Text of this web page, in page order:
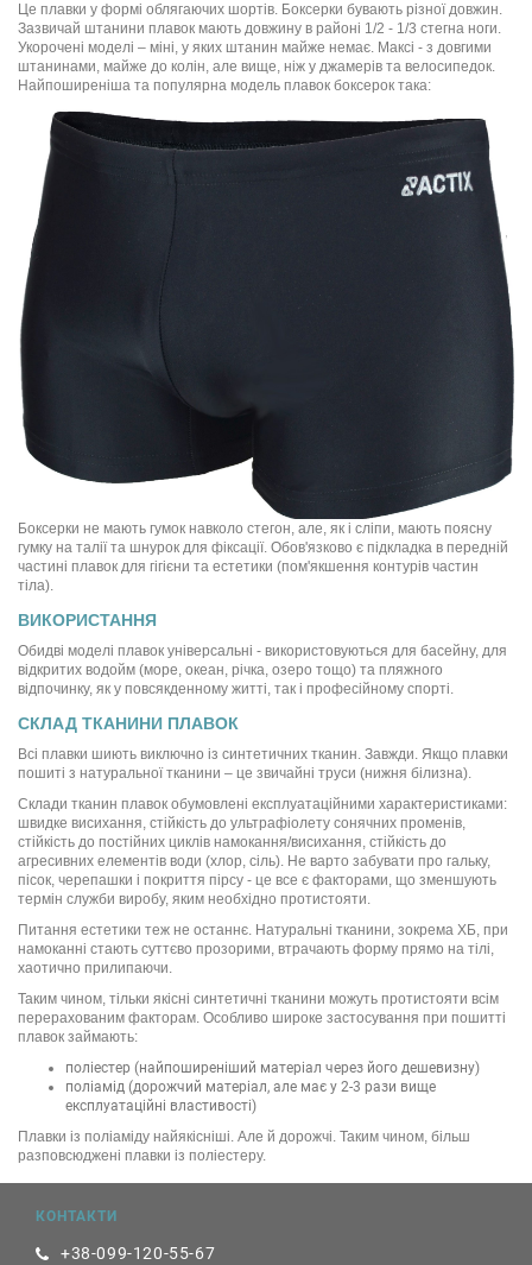
Це плавки у формі облягаючих шортів. Боксерки бувають різної довжин.
Зазвичай штанини плавок мають довжину в районі 1/2 - 1/3 стегна ноги.
Укорочені моделі – міні, у яких штанин майже немає. Максі - з довгими
штанинами, майже до колін, але вище, ніж у джамерів та велосипедок.
Найпоширеніша та популярна модель плавок боксерок така:
Боксерки не мають гумок навколо стегон, але, як і сліпи, мають поясну
гумку на талії та шнурок для фіксації. Обов'язково є підкладка в передній
частині плавок для гігієни та естетики (пом'якшення контурів частин
тіла).
ВИКОРИСТАННЯ
Обидві моделі плавок універсальні - використовуються для басейну, для
відкритих водойм (море, океан, річка, озеро тощо) та пляжного
відпочинку, як у повсякденному житті, так і професійному спорті.
СКЛАД ТКАНИНИ ПЛАВОК
Всі плавки шиють виключно із синтетичних тканин. Завжди. Якщо плавки
пошиті з натуральної тканини – це звичайні труси (нижня білизна).
Склади тканин плавок обумовлені експлуатаційними характеристиками:
швидке висихання, стійкість до ультрафіолету сонячних променів,
стійкість до постійних циклів намокання/висихання, стійкість до
агресивних елементів води (хлор, сіль). Не варто забувати про гальку,
пісок, черепашки і покриття пірсу - це все є факторами, що зменшують
термін служби виробу, яким необхідно протистояти.
Питання естетики теж не останнє. Натуральні тканини, зокрема ХБ, при
намоканні стають суттєво прозорими, втрачають форму прямо на тілі,
хаотично прилипаючи.
Таким чином, тільки якісні синтетичні тканини можуть протистояти всім
перерахованим факторам. Особливо широке застосування при пошитті
плавок займають:
поліестер (найпоширеніший матеріал через його дешевизну)
поліамід (дорожчий матеріал, але має у 2-3 рази вище
експлуатаційні властивості)
Плавки із поліаміду найякісніші. Але й дорожчі. Таким чином, більш
разповсюджені плавки із поліестеру.
КОНТАКТИ
+38-099-120-55-67